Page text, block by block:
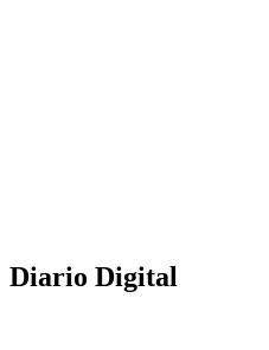
Diario Digital